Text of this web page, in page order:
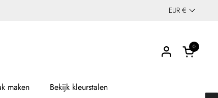
Land/region
EUR €
0
maken Bekijk kleurstalen